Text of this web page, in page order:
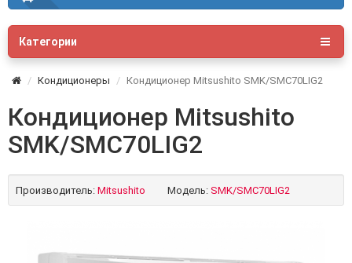
Категории
Кондиционеры Кондиционер Mitsushito SMK/SMC70LIG2
Кондиционер Mitsushito
SMK/SMC70LIG2
Производитель: Mitsushito Модель: SMK/SMC70LIG2